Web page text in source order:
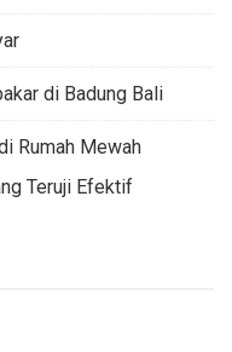
di Badung Bali
Rumah Mewah
Teruji Efektif